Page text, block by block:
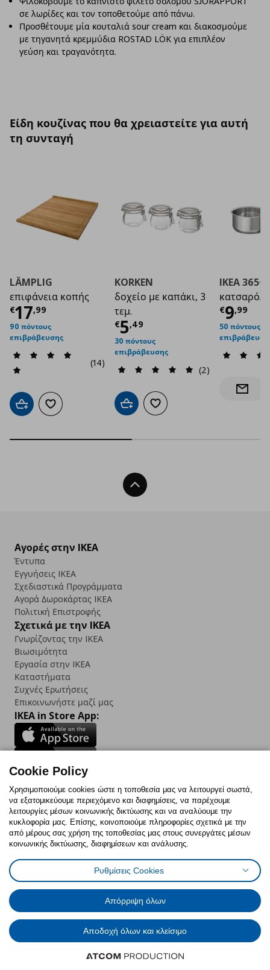
σε λωρίδες και τον τοποθετούμε από πάνω.
Προσθέτουμε μία κουταλιά sour cream και διακοσμούμε
με τηγανητά κρεμμύδια ROSTAD LÖK για επιπλέον
γεύση και τραγανότητα.
Είδη κουζίνας που θα χρειαστείτε για αυτή
τη συνταγή
LÄMPLIG
επιφάνεια κοπής
€17,99
Τρέχουσα τιμή
90 πόντους
επιβράβευσης
(14)
Προσθήκη στο καλάθι
Προσθήκη στα αγαπημένα
KORKEN
δοχείο με καπάκι, 3
τεμ.
€5,49
Τρέχουσα τιμή€
30 πόντους
επιβράβευσης
(2)
Προσθήκη στο καλάθι
Προσθήκη στα αγαπημένα
IKEA 365+
€9,99
50 πόντους
Back To Top
Αγορές στην IKEA
Έντυπα
Εγγυήσεις IKEA
Σχεδιαστικά Προγράμματα
Αγορά Δωρoκάρτας IKEA
Πολιτική Επιστροφής
Σχετικά με την IKEA
Γνωρίζοντας την IKEA
Βιωσιμότητα
Εργασία στην IKEA
Καταστήματα
Συχνές Ερωτήσεις
Επικοινωνήστε μαζί μας
IKEA in Store App:
Follow us:
FacebookInstagram
TikTokYoutubePinterestTwitter
Πολιτική CookiesΔήλωση ψηφιακής προσβασιμότητας
Έντυπο Επιστροφής / ΑκύρωσηςΡυθμίσεις cookiesΌροι Χρήσης
Γενική Πολιτική Προσωπικών Δεδομένων
Πολιτική Προσωπικών Δεδομένων για IKEA.com.cy
© Inter-IKEA Systems B.V. 1999 - 2025
Cookie Policy
Χρησιμοποιούμε cookies ώστε η τοποθεσία μας να λειτουργεί σωστά,
να εξατομικεύουμε περιεχόμενο και διαφημίσεις, να παρέχουμε
λειτουργίες μέσων κοινωνικής δικτύωσης και να αναλύουμε την
κυκλοφορία μας. Επίσης, κοινοποιούμε πληροφορίες σχετικά με την
από μέρους σας χρήση της τοποθεσίας μας στους συνεργάτες μέσων
κοινωνικής δικτύωσης, διαφημίσεων και ανάλυσης.
Ρυθμίσεις Cookies
Απόρριψη όλων
Αποδοχή όλων και κλείσιμο